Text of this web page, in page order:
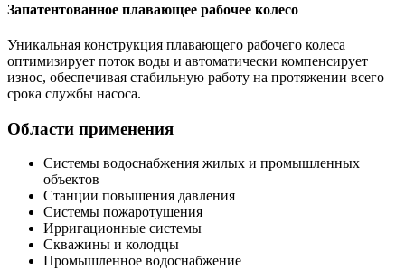
Запатентованное плавающее рабочее колесо
Уникальная конструкция плавающего рабочего колеса
оптимизирует поток воды и автоматически компенсирует
износ, обеспечивая стабильную работу на протяжении всего
срока службы насоса.
Области применения
Системы водоснабжения жилых и промышленных
объектов
Станции повышения давления
Системы пожаротушения
Ирригационные системы
Скважины и колодцы
Промышленное водоснабжение